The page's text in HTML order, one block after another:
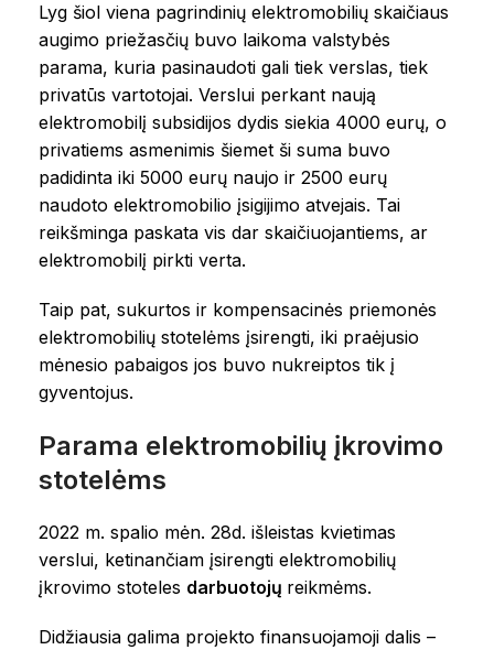
Lyg šiol viena pagrindinių elektromobilių skaičiaus
augimo priežasčių buvo laikoma valstybės
parama, kuria pasinaudoti gali tiek verslas, tiek
privatūs vartotojai. Verslui perkant naują
elektromobilį subsidijos dydis siekia 4000 eurų, o
privatiems asmenimis šiemet ši suma buvo
padidinta iki 5000 eurų naujo ir 2500 eurų
naudoto elektromobilio įsigijimo atvejais. Tai
reikšminga paskata vis dar skaičiuojantiems, ar
elektromobilį pirkti verta.
Taip pat, sukurtos ir kompensacinės priemonės
elektromobilių stotelėms įsirengti, iki praėjusio
mėnesio pabaigos jos buvo nukreiptos tik į
gyventojus.
Parama elektromobilių įkrovimo
stotelėms
2022 m. spalio mėn. 28d. išleistas kvietimas
verslui, ketinančiam įsirengti elektromobilių
įkrovimo stoteles darbuotojų reikmėms.
Didžiausia galima projekto finansuojamoji dalis –